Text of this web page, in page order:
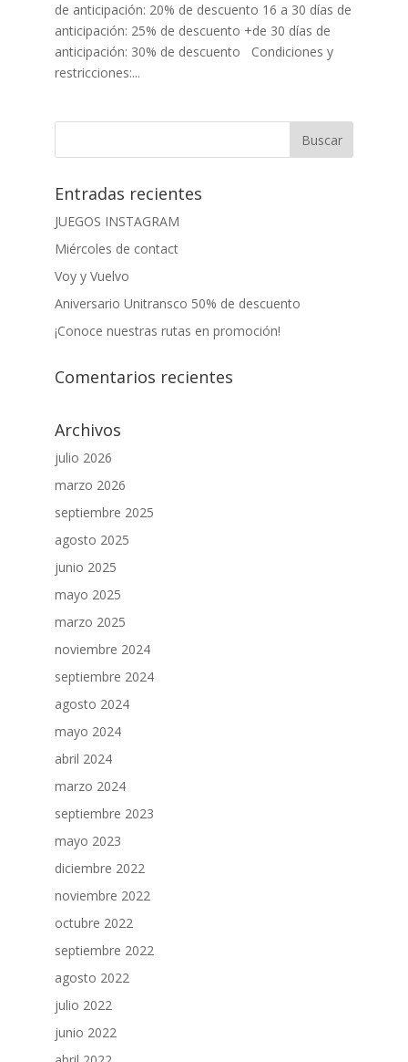
de anticipación: 20% de descuento 16 a 30 días de
anticipación: 25% de descuento +de 30 días de
anticipación: 30% de descuento Condiciones y
restricciones:...
Entradas recientes
JUEGOS INSTAGRAM
Miércoles de contact
Voy y Vuelvo
Aniversario Unitransco 50% de descuento
¡Conoce nuestras rutas en promoción!
Comentarios recientes
Archivos
julio 2026
marzo 2026
septiembre 2025
agosto 2025
junio 2025
mayo 2025
marzo 2025
noviembre 2024
septiembre 2024
agosto 2024
mayo 2024
abril 2024
marzo 2024
septiembre 2023
mayo 2023
diciembre 2022
noviembre 2022
octubre 2022
septiembre 2022
agosto 2022
julio 2022
junio 2022